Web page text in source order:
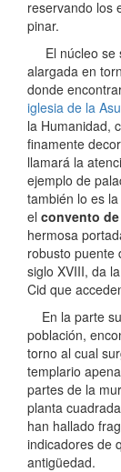
reservando los
pinar.
El núcleo se
alargada en
donde
iglesia de la
la Humanidad,
finamente
llamará la
ejemplo de
también lo es la
el convento
hermosa
robusto puente
siglo XVIII, da
Cid que
En la parte
población,
torno al cual
templario
partes de la
planta
han hallado
indicadores de
antigüedad.